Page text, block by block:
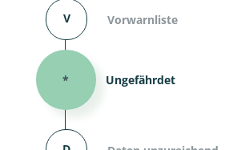
V Vorwarnliste
* Ungefährdet